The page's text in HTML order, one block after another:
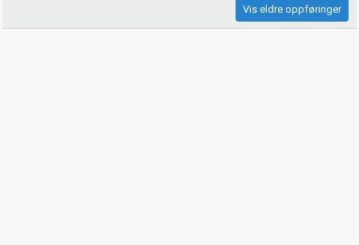
Vis eldre oppføringer